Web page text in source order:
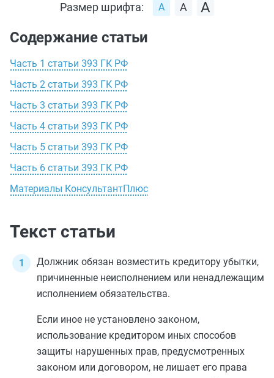
Размер шрифта:
Содержание статьи
Часть 1 статьи 393 ГК РФ
Часть 2 статьи 393 ГК РФ
Часть 3 статьи 393 ГК РФ
Часть 4 статьи 393 ГК РФ
Часть 5 статьи 393 ГК РФ
Часть 6 статьи 393 ГК РФ
Материалы КонсультантПлюс
Текст статьи
Должник обязан возместить кредитору убытки,
причиненные неисполнением или ненадлежащим
исполнением обязательства.
Если иное не установлено законом,
использование кредитором иных способов
защиты нарушенных прав, предусмотренных
законом или договором, не лишает его права